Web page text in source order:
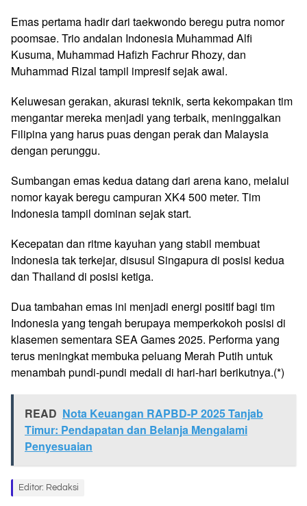
Emas pertama hadir dari taekwondo beregu putra nomor
poomsae. Trio andalan Indonesia Muhammad Alfi
Kusuma, Muhammad Hafizh Fachrur Rhozy, dan
Muhammad Rizal tampil impresif sejak awal.
Keluwesan gerakan, akurasi teknik, serta kekompakan tim
mengantar mereka menjadi yang terbaik, meninggalkan
Filipina yang harus puas dengan perak dan Malaysia
dengan perunggu.
Sumbangan emas kedua datang dari arena kano, melalui
nomor kayak beregu campuran XK4 500 meter. Tim
Indonesia tampil dominan sejak start.
Kecepatan dan ritme kayuhan yang stabil membuat
Indonesia tak terkejar, disusul Singapura di posisi kedua
dan Thailand di posisi ketiga.
Dua tambahan emas ini menjadi energi positif bagi tim
Indonesia yang tengah berupaya memperkokoh posisi di
klasemen sementara SEA Games 2025. Performa yang
terus meningkat membuka peluang Merah Putih untuk
menambah pundi-pundi medali di hari-hari berikutnya.(*)
READ Nota Keuangan RAPBD-P 2025 Tanjab
Timur: Pendapatan dan Belanja Mengalami
Penyesuaian
Editor: Redaksi